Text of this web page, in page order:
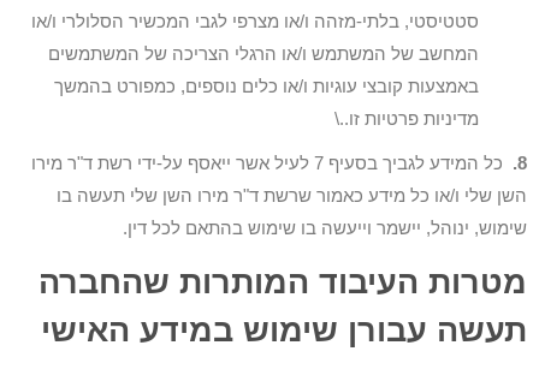
סטטיסטי, בלתי-מזהה ו/או מצרפי לגבי המכשיר הסלולרי ו/או
המחשב של המשתמש ו/או הרגלי הצריכה של המשתמשים
באמצעות קובצי עוגיות ו/או כלים נוספים, כמפורט בהמשך
מדיניות פרטיות זו..\
8.
כל המידע לגביך בסעיף 7 לעיל אשר ייאסף על-ידי רשת ד"ר מירו
השן שלי ו/או כל מידע כאמור שרשת ד"ר מירו השן שלי תעשה בו
שימוש, ינוהל, יישמר וייעשה בו שימוש בהתאם לכל דין.
מטרות העיבוד המותרות שהחברה
תעשה עבורן שימוש במידע האישי